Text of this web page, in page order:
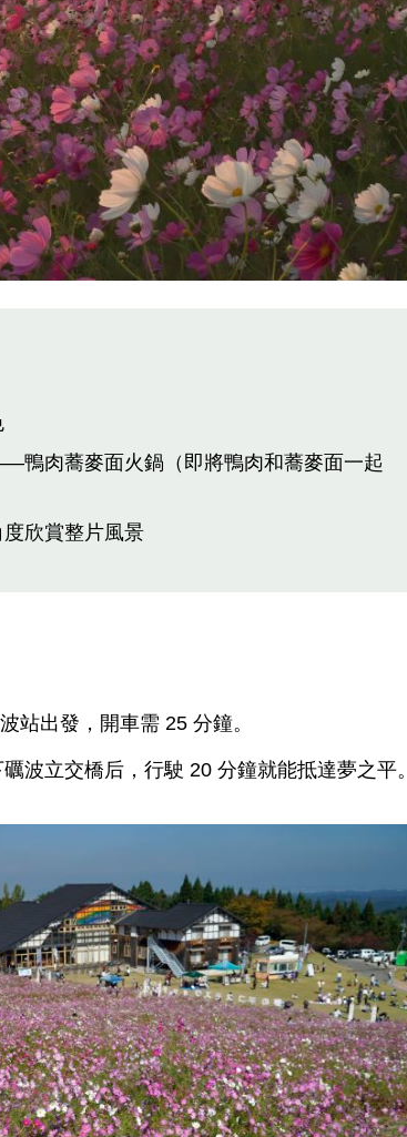
鴨肉蕎麥面火鍋（即將鴨肉和蕎麥面一起
欣賞整片風景
站出發，開車需 25 分鐘。
波立交橋后，行駛 20 分鐘就能抵達夢之平。